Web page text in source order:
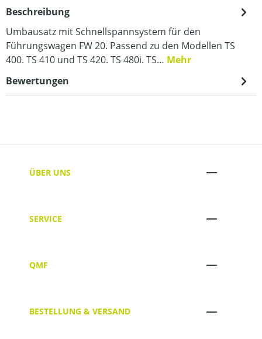
Beschreibung
Umbausatz mit Schnellspannsystem für den
Führungswagen FW 20. Passend zu den Modellen TS
400. TS 410 und TS 420. TS 480i. TS… Mehr
Bewertungen
ÜBER UNS
SERVICE
QMF
BESTELLUNG & VERSAND